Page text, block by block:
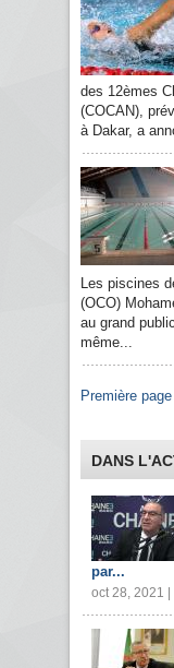
des 12èmes
(COCAN),
à Dakar, a
Les piscines
(OCO)
au grand
même...
Pages
Première page
DANS
par...
oct 28, 2021 |